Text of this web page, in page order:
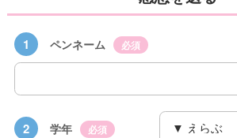
1 ペンネーム 必須
2 学年 必須